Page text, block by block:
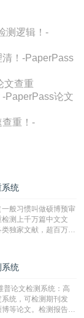
测逻辑！-
！-PaperPass
文查重
PaperPass论文
查重！-
统
般习惯叫做硕博预审
测上千万篇中文文
独家文献，超百万港
论文的系统，检测范围
，检测算法合理!本
统
普论文检测系统：高
统，可检测期刊发
等论文。检测报告支